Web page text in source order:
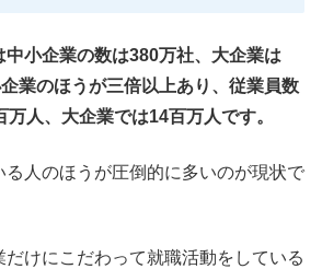
中小企業の数は380万社、大企業は
業のほうが三倍以上あり、従業員数
万人、大企業では14百万人です。
る人のほうが圧倒的に多いのが現状で
だけにこだわって就職活動をしている